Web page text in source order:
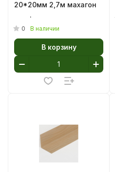
20*20мм 2,7м махагон
.
0 В наличии
В корзину